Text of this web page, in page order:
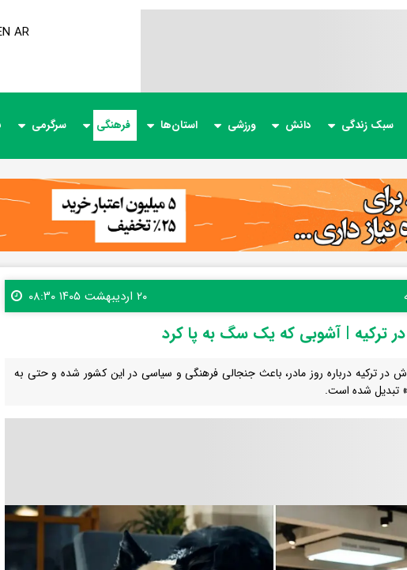
AR
سبک زندگی دانش ورزشی استان‌ها فرهنگی سرگرمی
۲۰ اردیبهشت ۱۴۰۵ ۰۸:۳۰
ترکیه | آشوبی که یک سگ به پا کرد
در ترکیه درباره روز مادر، باعث جنجالی فرهنگی و سیاسی در این کشور شده و حتی به
تبدیل شده است.